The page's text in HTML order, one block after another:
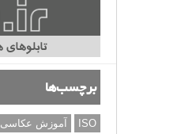
برچسب‌ها
ISO آموزش عکاسی